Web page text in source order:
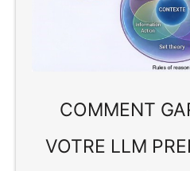
COMMENT
VOTRE LLM